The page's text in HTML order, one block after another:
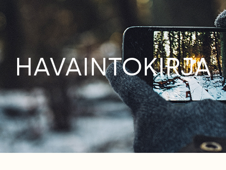
HAVAINTOKIRJA